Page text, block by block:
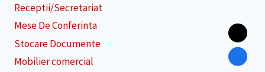
Receptii/Secretariat
Mese De Conferinta
Stocare Documente
Mobilier comercial